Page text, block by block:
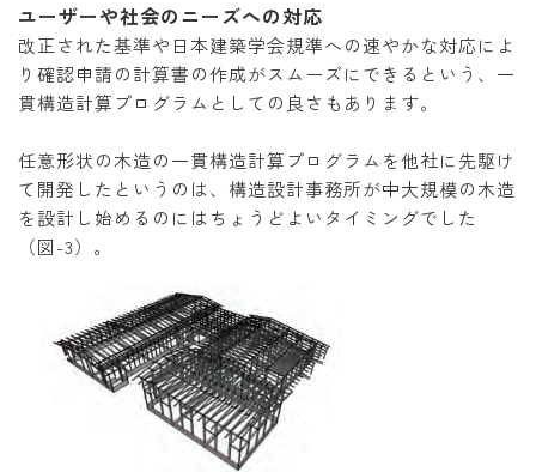
ユーザーや社会のニーズへの対応
改正された基準や日本建築学会規準への速やかな対応によ
り確認申請の計算書の作成がスムーズにできるという、一
貫構造計算プログラムとしての良さもあります。
任意形状の木造の一貫構造計算プログラムを他社に先駆け
て開発したというのは、構造設計事務所が中大規模の木造
を設計し始めるのにはちょうどよいタイミングでした
（図-3）。